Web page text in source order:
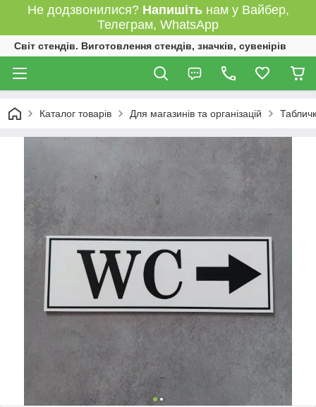
Не додзвонилися? Напишітьнам у Вайбер,
Телеграм, WhatsApp
Світ стендів. Виготовлення стендів, значків, сувенірів
Каталог товарів Для магазинів та організацій